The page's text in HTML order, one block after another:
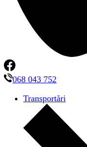
068 043 752
Transportări